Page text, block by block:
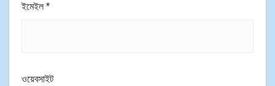
ইমেইল *
ওয়েবসাইট